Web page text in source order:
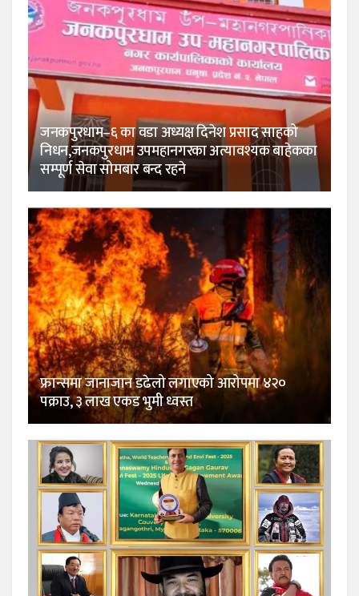
जनकपुरधाम–६ का वडा अध्यक्ष दिनेश प्रसाद साहको
निधन,जनकपुरधाम उपमहानगरका अत्यावश्यक बाहेकका
सम्पूर्ण सेवा सोमबार बन्द रहने
फ्रान्समा जानाजान डढेलो लगाएको आरोपमा ४२०
पक्राउ, ३ लाख एकड भुमी ध्वस्त